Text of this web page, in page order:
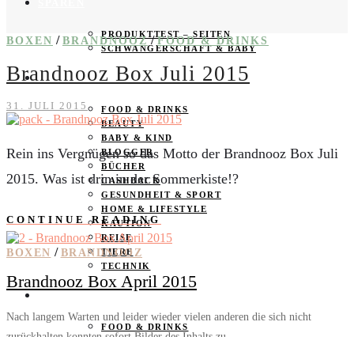
PRODUKTTEST – SEITEN
SCHWANGERSCHAFT & BABY
PRODUKTTESTER GESUCHT
FOOD & DRINKS
BEAUTY
BABY & KIND
BLOGGER
BÜCHER
CASHBACK
GESUNDHEIT & SPORT
HOME & LIFESTYLE
KAUTION
REISE
TIERE
TECHNIK
FOOD & DRINKS
BOXEN / BRANDNOOZ / FOOD & DRINKS
Brandnooz Box Juli 2015
31. JULI 2015
Rein ins Vergnügen so das Motto der Brandnooz Box Juli
2015. Was ist drin in der Sommerkiste!?
CONTINUE READING
BOXEN / BRANDNOOZ
Brandnooz Box April 2015
Nach langem Warten und leider wieder vielen anderen die sich nicht